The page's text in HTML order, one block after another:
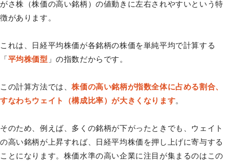
がさ株（株価の高い銘柄）の値動きに左右されやすいという特
徴があります。
これは、日経平均株価が各銘柄の株価を単純平均で計算する
「平均株価型 」の指数だからです。
この計算方法では、株価の高い銘柄が指数全体に占める割合、
すなわちウェイト（構成比率）が大きくなります。
そのため、例えば、多くの銘柄が下がったときでも、ウェイト
の高い銘柄が上昇すれば、日経平均株価を押し上げに寄与する
ことになります。株価水準の高い企業に注目が集まるのはこの